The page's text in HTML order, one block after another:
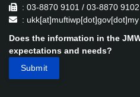
: 03-8870 9101 / 03-8870 9102
: ukk[at]muftiwp[dot]gov[dot]my
Does the information in the
expectations and needs?